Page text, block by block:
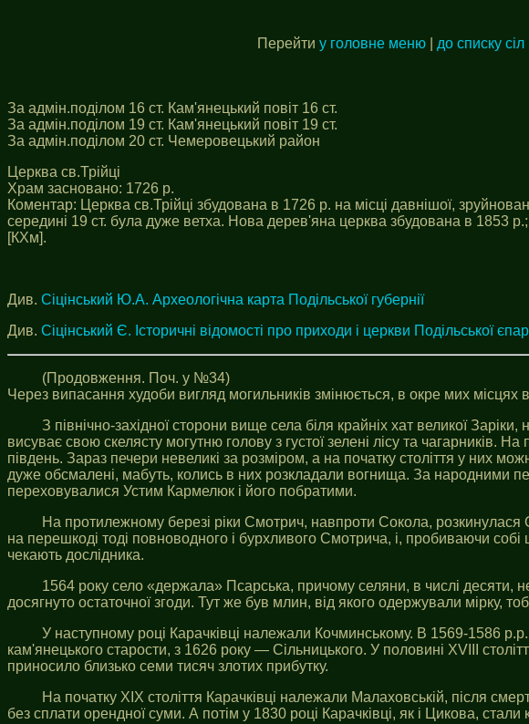
Перейти у головне меню до списку
За адмін.поділом 16 ст. Кам'янецький повіт 16 ст.
За адмін.поділом 19 ст. Кам'янецький повіт 19 ст.
За адмін.поділом 20 ст. Чемеровецький район
Церква св.Трійці
Храм засновано: 1726 р.
Коментар: Церква св.Трійці збудована в 1726 р. на місці давнішої,
середині 19 ст. була дуже ветха. Нова дерев'яна церква збудована в 1853
[КХм].
Див. Сіцінський Ю.А. Археологічна карта Подільської губернії
Див. Сіцінський Є. Історичні відомості про приходи і церкви Подільської
(Продовження. Поч. у №34)
Через випасання худоби вигляд могильників змінюється, в окре мих
З північно-західної сторони вище села біля крайніх хат великої
висуває свою скелясту могутню голову з густої зелені лісу та чагарників.
південь. Зараз печери невеликі за розміром, а на початку століття у них
дуже обсмалені, мабуть, колись в них розкладали вогнища. За народними
переховувалися Устим Кармелюк і його побратими.
На протилежному березі ріки Смотрич, навпроти Сокола,
на перешкоді тоді повноводного і бурхливого Смотрича, і, пробиваючи
чекають дослідника.
1564 року село «держала» Псарська, причому селяни, в числі десяти,
досягнуто остаточної згоди. Тут же був млин, від якого одержували мірку,
У наступному році Карачківці належали Кочминському. В 1569-1586
кам'янецького старости, з 1626 року — Сільницького. У половині XVIII
приносило близько семи тисяч злотих прибутку.
На початку XIX століття Карачківці належали Малаховській, після
без сплати орендної суми. А потім у 1830 році Карачківці, як і Цикова,